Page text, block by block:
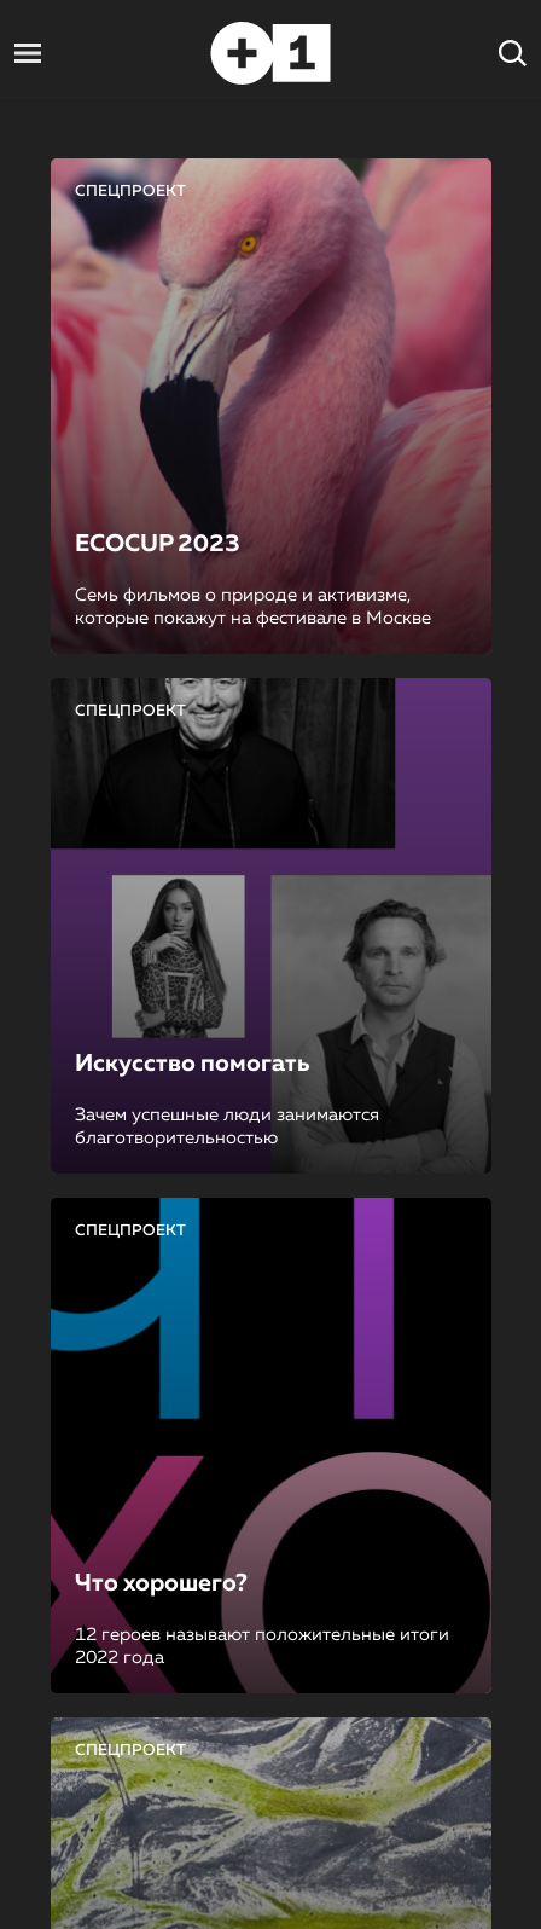
СПЕЦПРОЕКТ
ECOCUP 2023
Семь фильмов о природе и активизме,
которые покажут на фестивале в Москве
СПЕЦПРОЕКТ
Искусство помогать
Зачем успешные люди занимаются
благотворительностью
СПЕЦПРОЕКТ
Что хорошего?
12 героев называют положительные итоги
2022 года
СПЕЦПРОЕКТ